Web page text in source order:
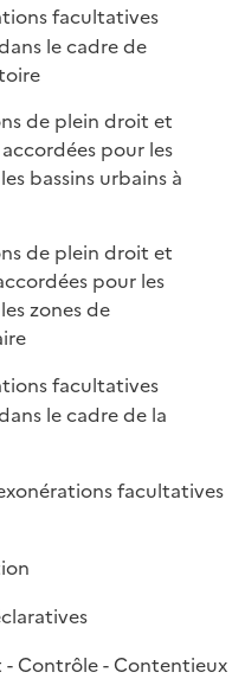
facultatives
le cadre de
de plein droit et
pour les
bassins urbains à
de plein droit et
pour les
zones de
facultatives
le cadre de la
facultatives
Contrôle - Contentieux